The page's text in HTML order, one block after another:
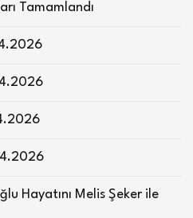
Tamamlandı
Hayatını Melis Şeker ile